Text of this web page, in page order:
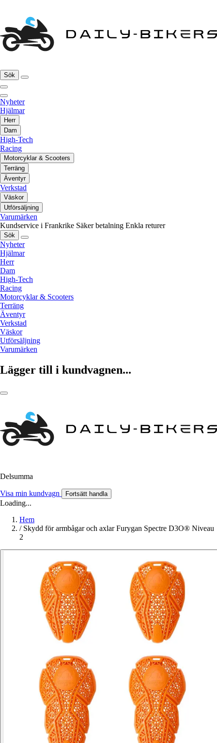
Sök
Nyheter
Hjälmar
Herr
Dam
High-Tech
Racing
Motorcyklar & Scooters
Terräng
Äventyr
Verkstad
Väskor
Utförsäljning
Varumärken
Kundservice i Frankrike Säker betalning Enkla returer
Sök
Nyheter
Hjälmar
Herr
Dam
High-Tech
Racing
Motorcyklar & Scooters
Terräng
Äventyr
Verkstad
Väskor
Utförsäljning
Varumärken
Lägger till i kundvagnen...
Delsumma
Visa min kundvagn Fortsätt handla
Loading...
Hem
/ Skydd för armbågar och axlar Furygan Spectre D3O® Niveau
2